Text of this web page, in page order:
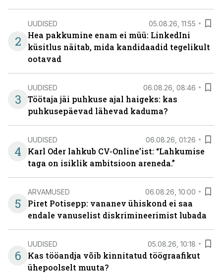
2
UUDISED 05.08.26, 11:55
Hea pakkumine enam ei müü: LinkedIni
küsitlus näitab, mida kandidaadid tegelikult
ootavad
3
UUDISED 06.08.26, 08:46
Töötaja jäi puhkuse ajal haigeks: kas
puhkusepäevad lähevad kaduma?
4
UUDISED 06.08.26, 01:26
Karl Oder lahkub CV-Online’ist: “Lahkumise
taga on isiklik ambitsioon areneda.”
5
ARVAMUSED 06.08.26, 10:00
Piret Potisepp: vananev ühiskond ei saa
endale vanuselist diskrimineerimist lubada
6
UUDISED 05.08.26, 10:18
Kas tööandja võib kinnitatud töögraafikut
ühepoolselt muuta?